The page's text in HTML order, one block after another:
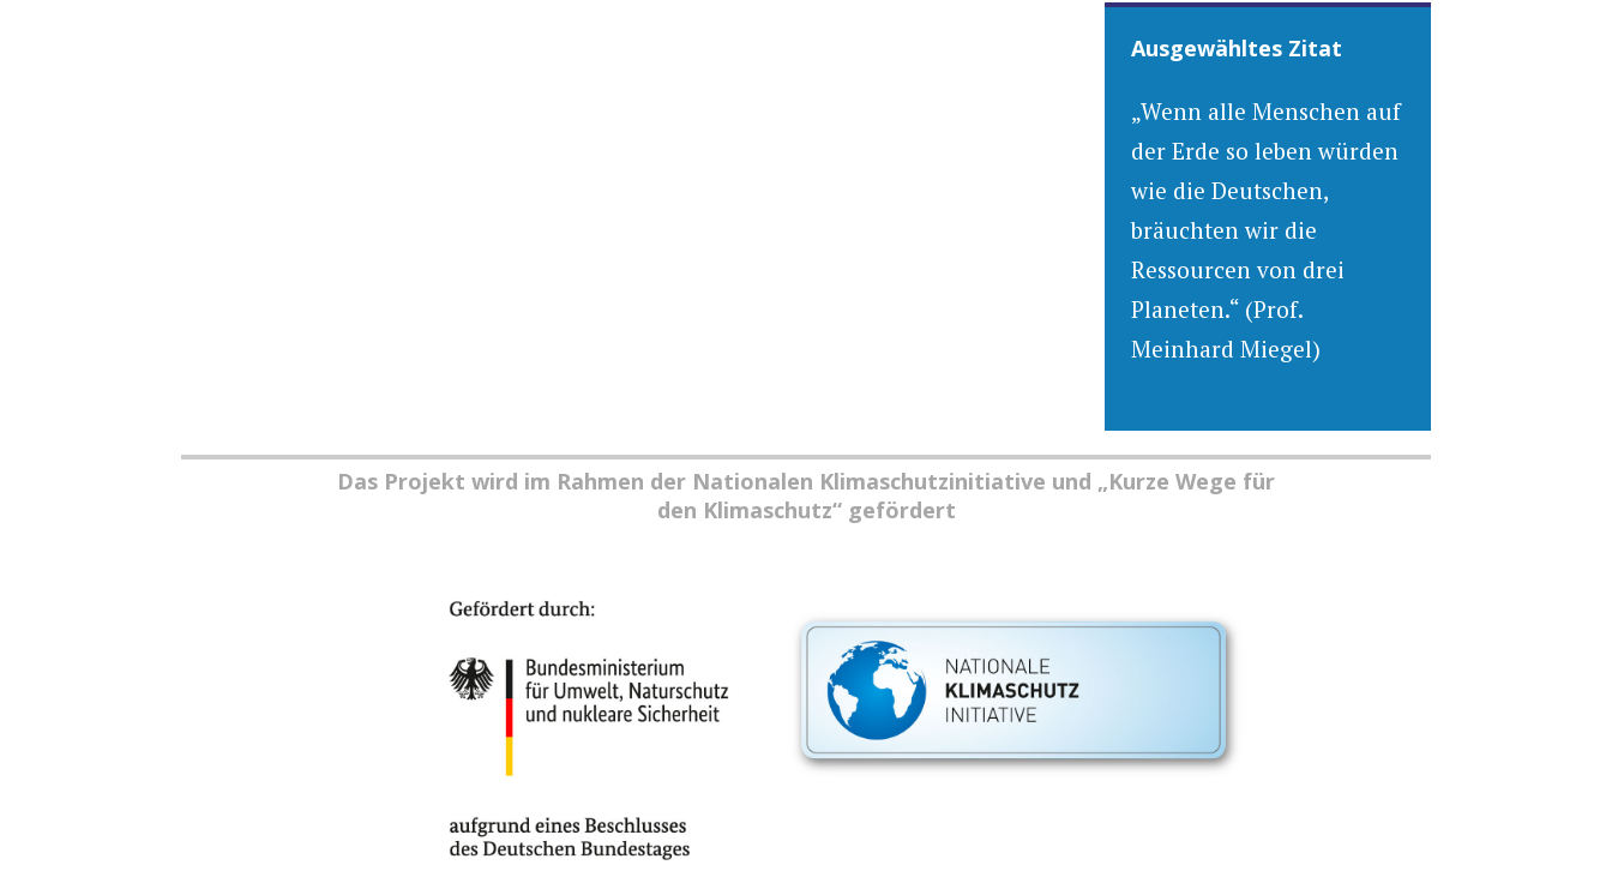
Ausgewähltes Zitat
„Wenn alle Menschen auf
der Erde so leben würden
wie die Deutschen,
bräuchten wir die
Ressourcen von drei
Planeten.“ (Prof.
Meinhard Miegel)
Das Projekt wird im Rahmen der Nationalen Klimaschutzinitiative und „Kurze Wege für
den Klimaschutz“ gefördert